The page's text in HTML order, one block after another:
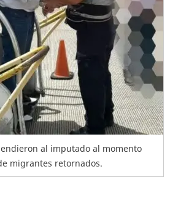
al imputado al momento
migrantes retornados.